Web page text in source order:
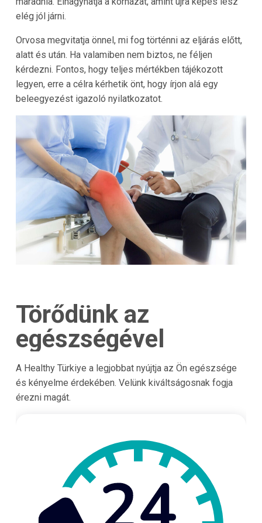
elég jól járni.
Orvosa megvitatja önnel, mi fog történni az eljárás előtt,
alatt és után. Ha valamiben nem biztos, ne féljen
kérdezni. Fontos, hogy teljes mértékben tájékozott
legyen, erre a célra kérhetik önt, hogy írjon alá egy
beleegyezést igazoló nyilatkozatot.
Törődünk az
egészségével
A Healthy Türkiye a legjobbat nyújtja az Ön egészsége
és kényelme érdekében. Velünk kiváltságosnak fogja
érezni magát.